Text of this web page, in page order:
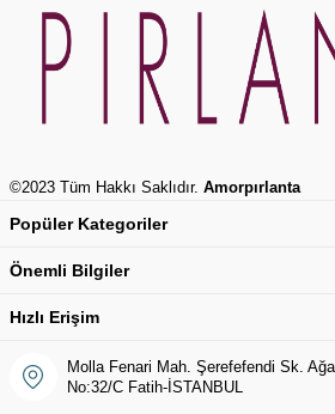
©2023 Tüm Hakkı Saklıdır. Amorpırlanta
Popüler Kategoriler
Önemli Bilgiler
Hızlı Erişim
Molla Fenari Mah. Şerefefendi Sk.
No:32/C Fatih-İSTANBUL